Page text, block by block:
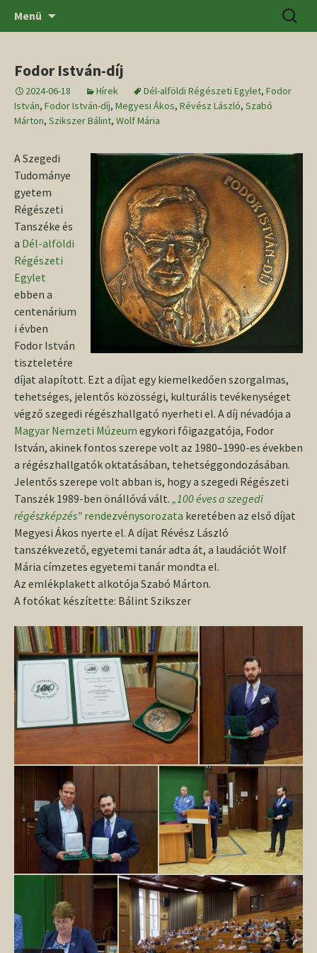
SZTE BTK Régészeti Tanszék
Menü
Fodor István-díj
2024-06-18 Hírek Dél-alföldi Régészeti Egylet, Fodor
István, Fodor István-díj, Megyesi Ákos, Révész László, Szabó
Márton, Szikszer Bálint, Wolf Mária
A Szegedi
Tudománye
gyetem
Régészeti
Tanszéke és
a Dél-alföldi
Régészeti
Egylet
ebben a
centenárium
i évben
Fodor István
tiszteletére
díjat alapított. Ezt a díjat egy kiemelkedően szorgalmas,
tehetséges, jelentős közösségi, kulturális tevékenységet
végző szegedi régészhallgató nyerheti el. A díj névadója a
Magyar Nemzeti Múzeum egykori főigazgatója, Fodor
István, akinek fontos szerepe volt az 1980–1990-es években
a régészhallgatók oktatásában, tehetséggondozásában.
Jelentős szerepe volt abban is, hogy a szegedi Régészeti
Tanszék 1989-ben önállóvá vált. „100 éves a szegedi
régészképzés” rendezvénysorozata keretében az első díjat
Megyesi Ákos nyerte el. A díjat Révész László
tanszékvezető, egyetemi tanár adta át, a laudációt Wolf
Mária címzetes egyetemi tanár mondta el.
Az emlékplakett alkotója Szabó Márton.
A fotókat készítette: Bálint Szikszer